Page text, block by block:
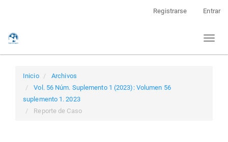
Registrarse Entrar
Toggle
Inicio
Archivos
Vol. 56 Núm. Suplemento 1 (2023): Volumen 56
suplemento 1. 2023
Reporte de Caso